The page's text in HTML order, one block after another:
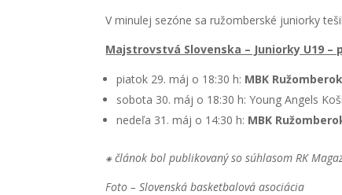
V minulej sezóne sa ružomberské juniorky
Majstrovstvá Slovenska – Juniorky U19 –
piatok 29. máj o 18:30 h: MBK
sobota 30. máj o 18:30 h: Young Angels
nedeľa 31. máj o 14:30 h: MBK
⁕ článok bol publikovaný so súhlasom RK
Foto – Slovenská basketbalová asociácia